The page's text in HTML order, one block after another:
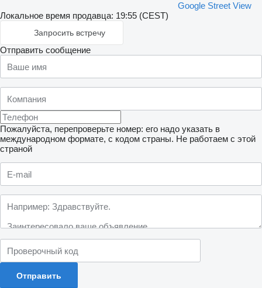
Google Street View
Локальное время продавца: 19:55 (CEST)
Запросить встречу
Отправить сообщение
Пожалуйста, перепроверьте номер: его надо указать в
международном формате, с кодом страны. Не работаем с этой
страной